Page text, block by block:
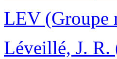
LEV (Groupe
Léveillé, J. R.